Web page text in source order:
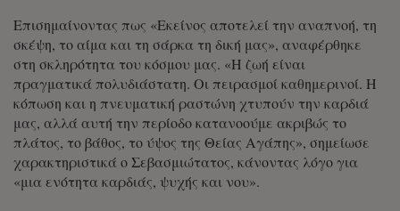
Επισημαίνοντας πως «Εκείνος αποτελεί την αναπνοή, τη
σκέψη, το αίμα και τη σάρκα τη δική μας», αναφέρθηκε
στη σκληρότητα του κόσμου μας. «Η ζωή είναι
πραγματικά πολυδιάστατη. Οι πειρασμοί καθημερινοί. Η
κόπωση και η πνευματική ραστώνη χτυπούν την καρδιά
μας, αλλά αυτή την περίοδο κατανοούμε ακριβώς το
πλάτος, το βάθος, το ύψος της Θείας Αγάπης», σημείωσε
χαρακτηριστικά ο Σεβασμιώτατος, κάνοντας λόγο για
«μια ενότητα καρδιάς, ψυχής και νου».